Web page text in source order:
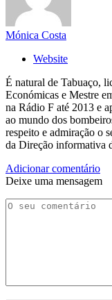
Mónica Costa
Website
É natural de Tabuaço,
Económicas e Mestre
na Rádio F até 2013 e
ao mundo dos
respeito e admiração o
da Direção informativa
Adicionar comentário
Deixe uma mensagem